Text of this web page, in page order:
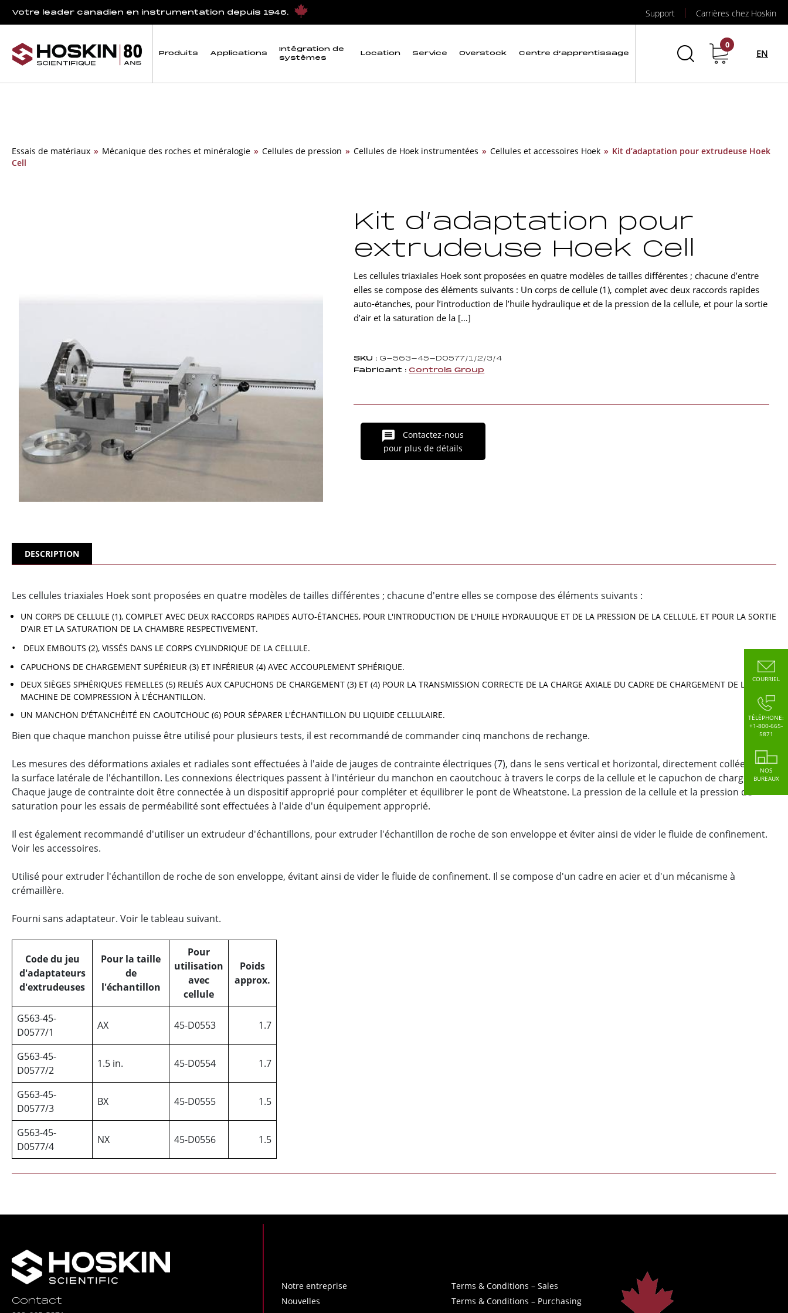
Votre leader canadien en instrumentation depuis 1946. Support Carrières chez Hoskin
Produits Applications
Intégration de
systèmes
Location Service Overstock Centre d’apprentissage
0
EN
Essais de matériaux » Mécanique des roches et minéralogie » Cellules de pression » Cellules de Hoek instrumentées » Cellules et accessoires Hoek » Kit d’adaptation pour extrudeuse Hoek
Cell
Kit d’adaptation pour
extrudeuse Hoek Cell
Les cellules triaxiales Hoek sont proposées en quatre modèles de tailles différentes ; chacune d’entre
elles se compose des éléments suivants : Un corps de cellule (1), complet avec deux raccords rapides
auto-étanches, pour l’introduction de l’huile hydraulique et de la pression de la cellule, et pour la sortie
d’air et la saturation de la […]
SKU : G-563-45-D0577/1/2/3/4
Fabricant : Controls Group
Contactez-nous
pour plus de détails
DESCRIPTION
Les cellules triaxiales Hoek sont proposées en quatre modèles de tailles différentes ; chacune d'entre elles se compose des éléments suivants :
UN CORPS DE CELLULE (1), COMPLET AVEC DEUX RACCORDS RAPIDES AUTO-ÉTANCHES, POUR L'INTRODUCTION DE L'HUILE HYDRAULIQUE ET DE LA PRESSION DE LA CELLULE, ET POUR LA SORTIE
D'AIR ET LA SATURATION DE LA CHAMBRE RESPECTIVEMENT.
DEUX EMBOUTS (2), VISSÉS DANS LE CORPS CYLINDRIQUE DE LA CELLULE.
CAPUCHONS DE CHARGEMENT SUPÉRIEUR (3) ET INFÉRIEUR (4) AVEC ACCOUPLEMENT SPHÉRIQUE.
DEUX SIÈGES SPHÉRIQUES FEMELLES (5) RELIÉS AUX CAPUCHONS DE CHARGEMENT (3) ET (4) POUR LA TRANSMISSION CORRECTE DE LA CHARGE AXIALE DU CADRE DE CHARGEMENT DE LA
MACHINE DE COMPRESSION À L'ÉCHANTILLON.
UN MANCHON D'ÉTANCHÉITÉ EN CAOUTCHOUC (6) POUR SÉPARER L'ÉCHANTILLON DU LIQUIDE CELLULAIRE.
Bien que chaque manchon puisse être utilisé pour plusieurs tests, il est recommandé de commander cinq manchons de rechange.
Les mesures des déformations axiales et radiales sont effectuées à l'aide de jauges de contrainte électriques (7), dans le sens vertical et horizontal, directement collées sur
la surface latérale de l'échantillon. Les connexions électriques passent à l'intérieur du manchon en caoutchouc à travers le corps de la cellule et le capuchon de chargement.
Chaque jauge de contrainte doit être connectée à un dispositif approprié pour compléter et équilibrer le pont de Wheatstone. La pression de la cellule et la pression de
saturation pour les essais de perméabilité sont effectuées à l'aide d'un équipement approprié.
Il est également recommandé d'utiliser un extrudeur d'échantillons, pour extruder l'échantillon de roche de son enveloppe et éviter ainsi de vider le fluide de confinement.
Voir les accessoires.
Utilisé pour extruder l'échantillon de roche de son enveloppe, évitant ainsi de vider le fluide de confinement. Il se compose d'un cadre en acier et d'un mécanisme à
crémaillère.
Fourni sans adaptateur. Voir le tableau suivant.
Code du jeu
d'adaptateurs
d'extrudeuses
Pour la taille
de
l'échantillon
Pour
utilisation
avec
cellule
Poids
approx.
G563-45-
D0577/1
AX 45-D0553 1.7
G563-45-
D0577/2
1.5 in. 45-D0554 1.7
G563-45-
D0577/3
BX 45-D0555 1.5
G563-45-
D0577/4
NX 45-D0556 1.5
Contact
Notre entreprise
Nouvelles
Terms & Conditions – Sales
Terms & Conditions – Purchasing
COURRIEL
TÉLÉPHONE:
+1-800-665-
5871
NOS
BUREAUX